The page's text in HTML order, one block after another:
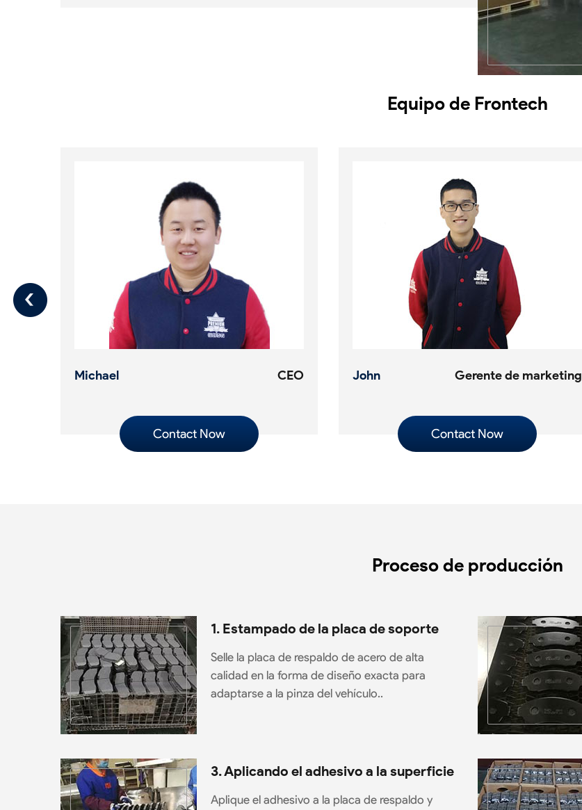
Equipo de Frontech
Michael CEO
Contact Now
John Gerente de marketing
Contact Now
Proceso de producción
1. Estampado de la placa de soporte
Selle la placa de respaldo de acero de alta
calidad en la forma de diseño exacta para
adaptarse a la pinza del vehículo..
3. Aplicando el adhesivo a la superficie
Aplique el adhesivo a la placa de respaldo y